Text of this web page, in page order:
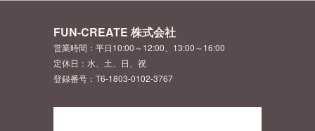
FUN-CREATE 株式会社
営業時間：平日10:00～12:00、13:00～16:00
定休日：水、土、日、祝
登録番号：T6-1803-0102-3767